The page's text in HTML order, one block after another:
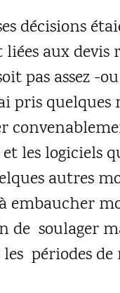
décisions
aux devis
pas assez -
pris
les logiciels
autres
embaucher
de soulager
périodes de